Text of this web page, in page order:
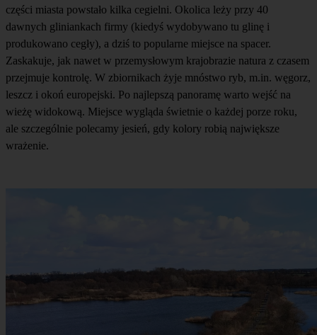
części miasta powstało kilka cegielni. Okolica leży przy 40
dawnych gliniankach firmy (kiedyś wydobywano tu glinę i
produkowano cegły), a dziś to popularne miejsce na spacer.
Zaskakuje, jak nawet w przemysłowym krajobrazie natura z czasem
przejmuje kontrolę. W zbiornikach żyje mnóstwo ryb, m.in. węgorz,
leszcz i okoń europejski. Po najlepszą panoramę warto wejść na
wieżę widokową. Miejsce wygląda świetnie o każdej porze roku,
ale szczególnie polecamy jesień, gdy kolory robią największe
wrażenie.